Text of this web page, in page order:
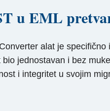
u EML
alat je
jednostavan i bez
i integritet u svojim